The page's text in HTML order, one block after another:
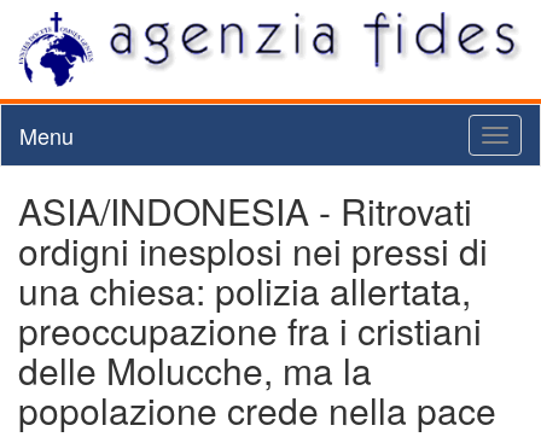
Menu
ASIA/INDONESIA - Ritrovati
ordigni inesplosi nei pressi di
una chiesa: polizia allertata,
preoccupazione fra i cristiani
delle Molucche, ma la
popolazione crede nella pace